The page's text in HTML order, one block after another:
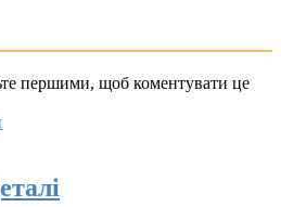
першими, щоб коментувати це